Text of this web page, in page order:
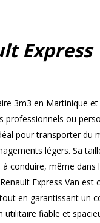
Express
3m3 en Martinique
ou
pour transporter du
légers. Sa
conduire, même dans
Express Van est
en garantissant un
utilitaire fiable et